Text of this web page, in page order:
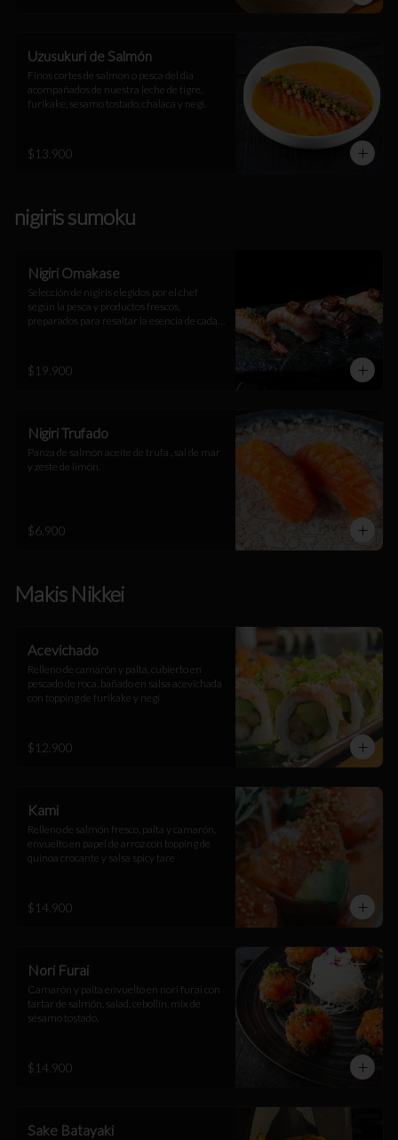
Uzusukuri de Salmón
Finos cortes de salmon o pesca del dia
acompañados de nuestra leche de tigre,
furikake, sesamo tostado, chalaca y negi.
$13.900
nigiris sumoku
Nigiri Omakase
Selección de nigiris elegidos por el chef
según la pesca y productos frescos,
preparados para resaltar la esencia de cada
$19.900
Nigiri Trufado
Panza de salmón aceite de trufa , sal de mar
y zeste de limón.
$6.900
Makis Nikkei
Acevichado
Relleno de camarón y palta, cubierto en
pescado de roca, bañado en salsa acevichada
con topping de furikake y negi
$12.900
Kami
Relleno de salmón fresco, palta y camarón,
envuelto en papel de arroz con topping de
quinoa crocante y salsa spicy tare
$14.900
Nori Furai
Camarón y palta envuelto en nori furai con
tartar de salmón, salad, cebollín, mix de
sésamo tostado.
$14.900
Sake Batayaki